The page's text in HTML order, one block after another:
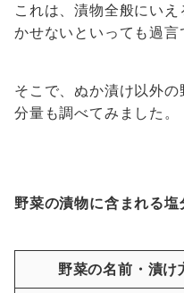
これは、漬物全般にい
かせないといっても過言
そこで、ぬか漬け以外
分量も調べてみました。
野菜の漬物に含まれる
野菜の名前・漬け